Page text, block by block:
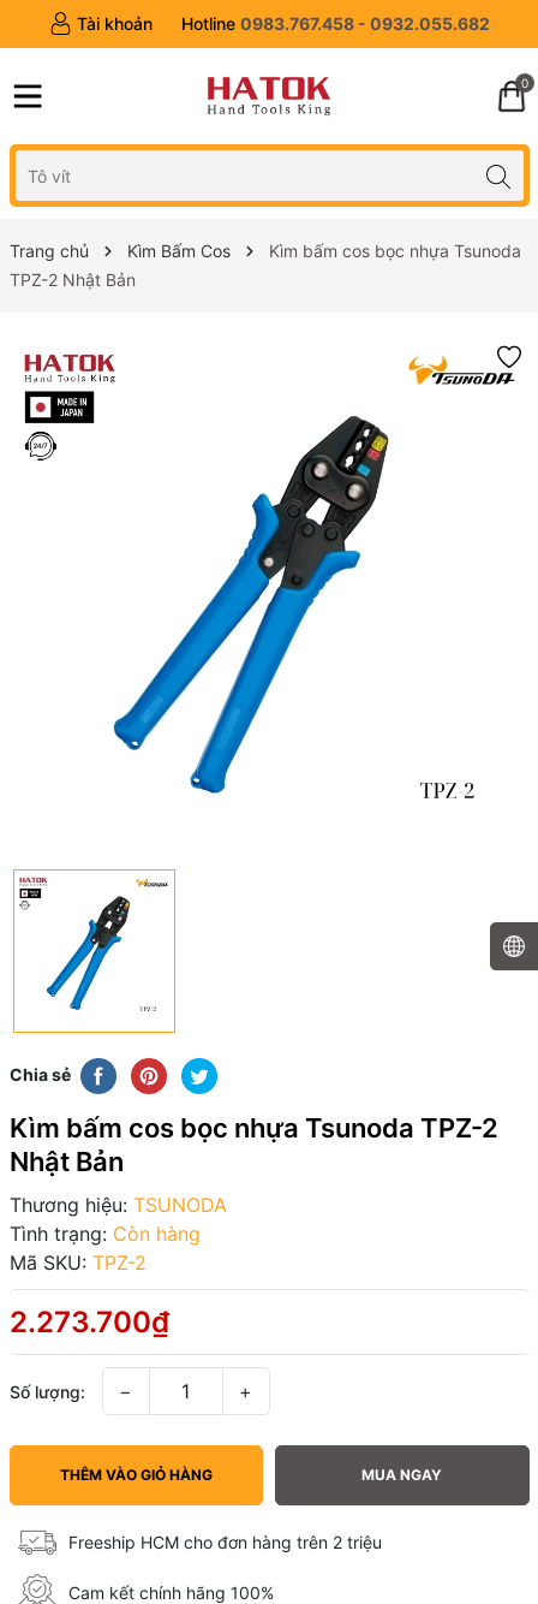
Tài khoản Hotline 0983.767.458 - 0932.055.682
0
Trang chủ Kìm Bấm Cos
Kìm bấm cos bọc nhựa Tsunoda
TPZ-2 Nhật Bản
Chia sẻ
Kìm bấm cos bọc nhựa Tsunoda TPZ-2
Nhật Bản
Thương hiệu: TSUNODA
Tình trạng: Còn hàng
Mã SKU: TPZ-2
2.273.700₫
Số lượng: − +
THÊM VÀO GIỎ HÀNG MUA NGAY
Freeship HCM cho đơn hàng trên 2 triệu
Cam kết chính hãng 100%